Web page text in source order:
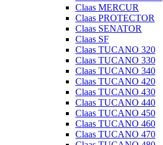
Claas MERCUR
Claas PROTECTOR
Claas SENATOR
Claas SF
Claas TUCANO 320
Claas TUCANO 330
Claas TUCANO 340
Claas TUCANO 420
Claas TUCANO 430
Claas TUCANO 440
Claas TUCANO 450
Claas TUCANO 460
Claas TUCANO 470